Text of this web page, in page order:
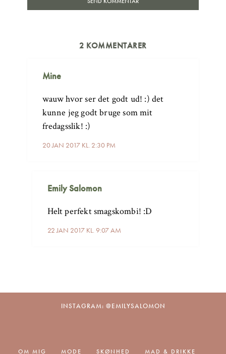
2 KOMMENTARER
Mine
20 JAN 2017 KL. 2:30 PM
wauw hvor ser det godt ud! :) det
kunne jeg godt bruge som mit
fredagsslik! :)
Emily Salomon
22 JAN 2017 KL. 9:07 AM
Helt perfekt smagskombi! :D
INSTAGRAM: @EMILYSALOMON
OM MIG MODE SKØNHED MAD & DRIKKE